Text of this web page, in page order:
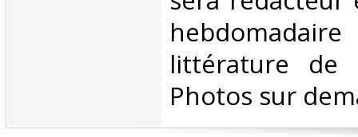
littérature de
Photos sur